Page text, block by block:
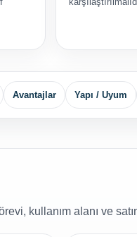
Avantajlar Yapı / Uyum
kullanım alanı ve